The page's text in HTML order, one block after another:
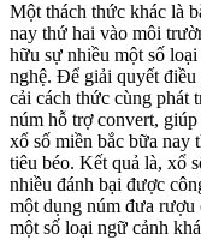
Một thách thức khác là
nay thứ hai vào môi
hữu sự nhiều một số
nghệ. Để giải quyết
cải cách thức cùng phát
núm hỗ trợ convert,
xổ số miền bắc bữa nay
tiêu béo. Kết quả là, xổ
nhiều đánh bại được
một dụng núm đưa
một số loại ngữ cảnh